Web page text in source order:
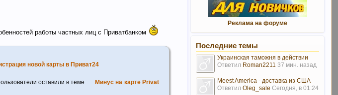
работы частных лиц с Приватбанком
новой карты в Приват24
оставили в теме
Минус на карте Privat
Реклама на форуме
Последние темы
Украинская таможня в действии
Ответил Roman2211 37 мин. назад
Meest America - доставка из США
Ответил Oleg_sale Сегодня, в 01:24